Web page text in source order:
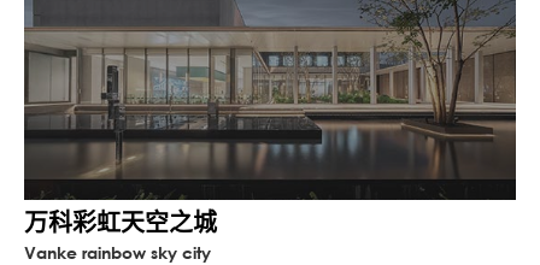
万科彩虹天空之城
Vanke rainbow sky city